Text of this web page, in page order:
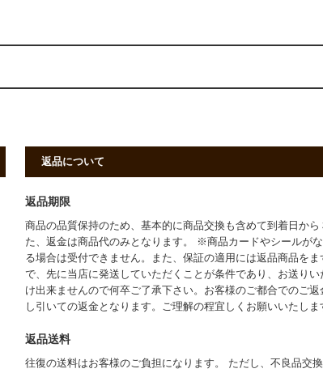
返品について
返品期限
商品の品質保持のため、基本的に商品交換も含めて到着日か
た、返金は商品代のみとなります。 ※商品カードやシールが
る場合は受付できません。また、保証の適用には返品商品を
で、先に当店に発送していただくことが条件であり、お送り
け出来ませんので何卒ご了承下さい。お客様のご都合でのご
し引いての返金となります。ご理解の程宜しくお願いいたしま
返品送料
往復の送料はお客様のご負担になります。 ただし、不良品交